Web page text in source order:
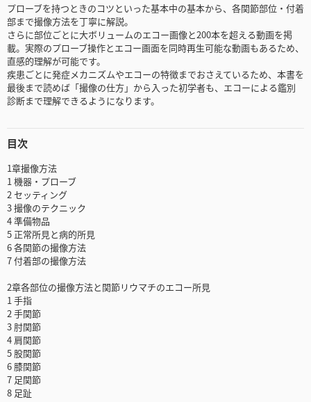
プローブを持つときのコツといった基本中の基本から、各関節部位・付着
部まで撮像方法を丁寧に解説。
さらに部位ごとに大ボリュームのエコー画像と200本を超える動画を掲
載。実際のプローブ操作とエコー画面を同時再生可能な動画もあるため、
直感的理解が可能です。
疾患ごとに発症メカニズムやエコーの特徴までおさえているため、本書を
最後まで読めば「撮像の仕方」から入った初学者も、エコーによる鑑別
診断まで理解できるようになります。
目次
1章撮像方法
1 機器・プローブ
2 セッティング
3 撮像のテクニック
4 準備物品
5 正常所見と病的所見
6 各関節の撮像方法
7 付着部の撮像方法
2章各部位の撮像方法と関節リウマチのエコー所見
1 手指
2 手関節
3 肘関節
4 肩関節
5 股関節
6 膝関節
7 足関節
8 足趾